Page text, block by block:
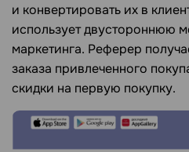
и конвертировать их в
использует двустороннюю
маркетинга. Реферер
заказа привлеченного
скидки на первую покупку.